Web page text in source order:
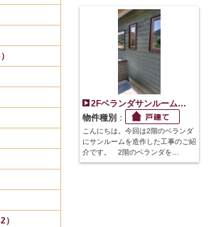
2Fベランダサンルーム…
物件種別 ：
こんにちは。今回は2階のベランダ
にサンルームを造作した工事のご紹
介です。 2階のベランダを…